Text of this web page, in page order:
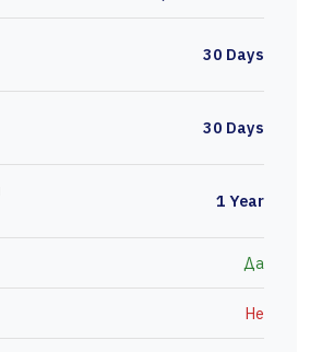
30 Days
30 Days
1 Year
Да
Не